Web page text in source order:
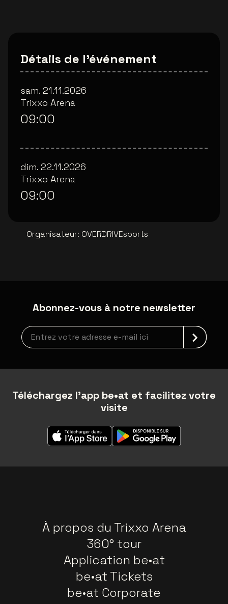
Détails de l'événement
sam. 21.11.2026
Trixxo Arena
09:00
dim. 22.11.2026
Trixxo Arena
09:00
Organisateur: OVERDRIVEsports
Abonnez-vous à notre newsletter
Inscription à la newsletter
Téléchargez l'app be•at et facilitez votre
visite
À propos du Trixxo Arena
360° tour
Application be•at
be•at Tickets
be•at Corporate